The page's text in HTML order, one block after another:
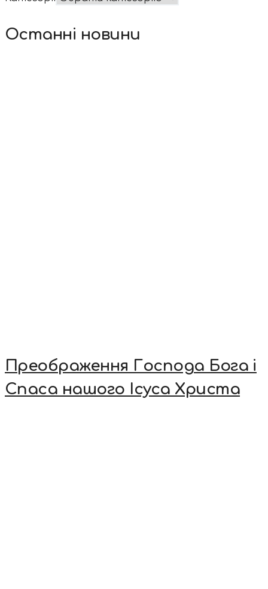
Останні новини
Преображення Господа Бога і
Спаса нашого Ісуса Христа